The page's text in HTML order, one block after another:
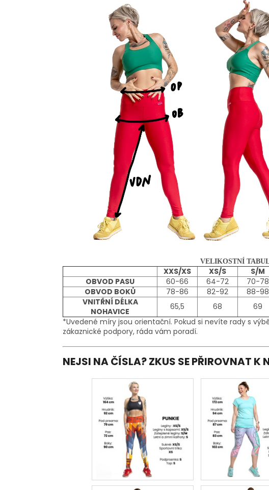
VELIKOSTNÍ
XXS/XS XS/S S/M
OBVOD PASU
60-66 64-72 70-78
OBVOD BOKŮ
78-86 82-92 88-98
VNITŘNÍ DÉLKA
NOHAVICE
65,5 68 69
*Uvedené míry jsou orientační. Pokud si nevíte rady s
zákaznické podpory, ráda vám poradí.
NEJSI NA ČÍSLA? ZKUS SE PŘIROVNAT K